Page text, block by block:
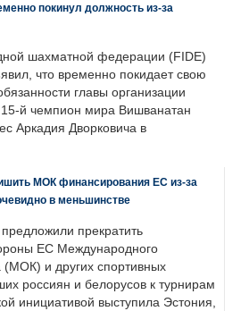
покинул должность из-за
шахматной федерации (FIDE)
что временно покидает свою
главы организации
15-й чемпион мира Вишванатан
Аркадия Дворковича в
МОК финансирования ЕС из-за
в меньшинстве
прекратить
ЕС Международного
(МОК) и других спортивных
россиян и белорусов к турнирам
инициативой выступила Эстония,